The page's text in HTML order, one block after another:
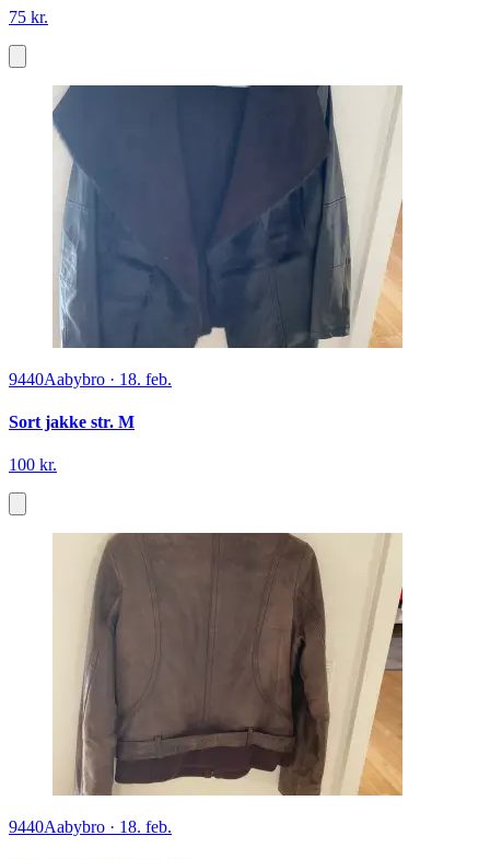
75 kr.
9440Aabybro · 18. feb.
Sort jakke str. M
100 kr.
9440Aabybro · 18. feb.